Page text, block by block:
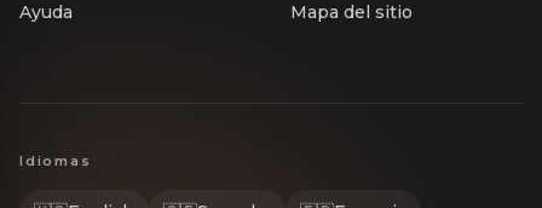
Ayuda
Mapa del sitio
Idiomas